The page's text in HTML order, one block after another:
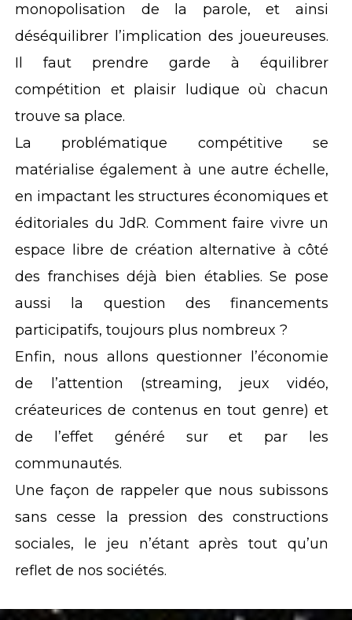
monopolisation de la parole, et ainsi
déséquilibrer l’implication des joueureuses.
Il faut prendre garde à équilibrer
compétition et plaisir ludique où chacun
trouve sa place.
La problématique compétitive se
matérialise également à une autre échelle,
en impactant les structures économiques et
éditoriales du JdR. Comment faire vivre un
espace libre de création alternative à côté
des franchises déjà bien établies. Se pose
aussi la question des financements
participatifs, toujours plus nombreux ?
Enfin, nous allons questionner l’économie
de l’attention (streaming, jeux vidéo,
créateurices de contenus en tout genre) et
de l’effet généré sur et par les
communautés.
Une façon de rappeler que nous subissons
sans cesse la pression des constructions
sociales, le jeu n’étant après tout qu’un
reflet de nos sociétés.